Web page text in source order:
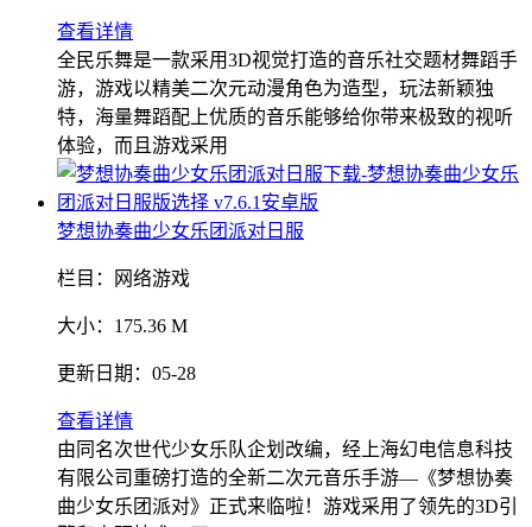
查看详情
全民乐舞是一款采用3D视觉打造的音乐社交题材舞蹈手
游，游戏以精美二次元动漫角色为造型，玩法新颖独
特，海量舞蹈配上优质的音乐能够给你带来极致的视听
体验，而且游戏采用
梦想协奏曲少女乐团派对日服
栏目： 网络游戏
大小： 175.36 M
更新日期： 05-28
查看详情
由同名次世代少女乐队企划改编，经上海幻电信息科技
有限公司重磅打造的全新二次元音乐手游—《梦想协奏
曲少女乐团派对》正式来临啦！游戏采用了领先的3D引